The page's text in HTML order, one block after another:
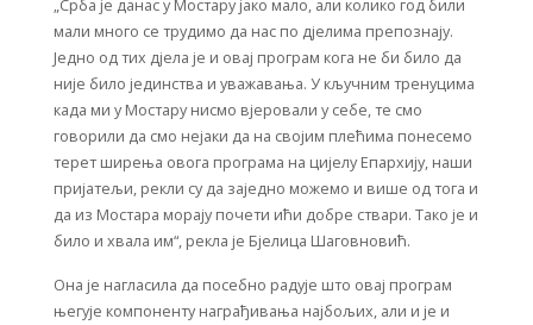
„Срба је данас у Мостару јако мало, али колико год били
мали много се трудимо да нас по дјелима препознају.
Једно од тих дјела је и овај програм кога не би било да
није било јединства и уважавања. У кључним тренуцима
када ми у Мостару нисмо вјеровали у себе, те смо
говорили да смо нејаки да на својим плећима понесемо
терет ширења овога програма на цијелу Епархију, наши
пријатељи, рекли су да заједно можемо и више од тога и
да из Мостара морају почети ићи добре ствари. Тако је и
било и хвала им“, рекла је Бјелица Шаговновић.
Она је нагласила да посебно радује што овај програм
његује компоненту награђивања најбољих, али и је и